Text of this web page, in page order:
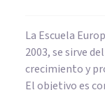
La Escuela
2003, se sirve
crecimiento y
El objetivo es